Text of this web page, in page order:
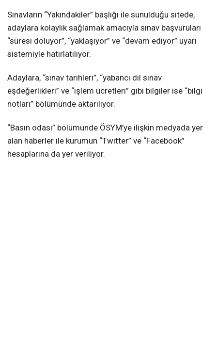
Sınavların “Yakındakiler” başlığı ile sunulduğu sitede,
adaylara kolaylık sağlamak amacıyla sınav başvuruları
“süresi doluyor”, “yaklaşıyor” ve “devam ediyor” uyarı
sistemiyle hatırlatılıyor.
Adaylara, “sınav tarihleri”, “yabancı dil sınav
eşdeğerlikleri” ve “işlem ücretleri” gibi bilgiler ise “bilgi
notları” bölümünde aktarılıyor.
“Basın odası” bölümünde ÖSYM’ye ilişkin medyada yer
alan haberler ile kurumun “Twitter” ve “Facebook”
hesaplarına da yer veriliyor.